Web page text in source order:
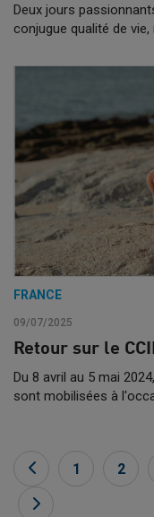
Deux jours
conjugue qualité de
FRANCE
09/07/2025
Retour sur le
Du 8 avril au 5 mai
sont mobilisées à
1 2